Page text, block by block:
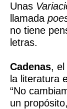
Unas
llamada
no tiene
letras.
Cadenas, el
la literatura
“No
un